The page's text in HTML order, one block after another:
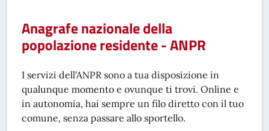
Anagrafe nazionale della
popolazione residente - ANPR
I servizi dell'ANPR sono a tua disposizione in
qualunque momento e ovunque ti trovi. Online e
in autonomia, hai sempre un filo diretto con il tuo
comune, senza passare allo sportello.